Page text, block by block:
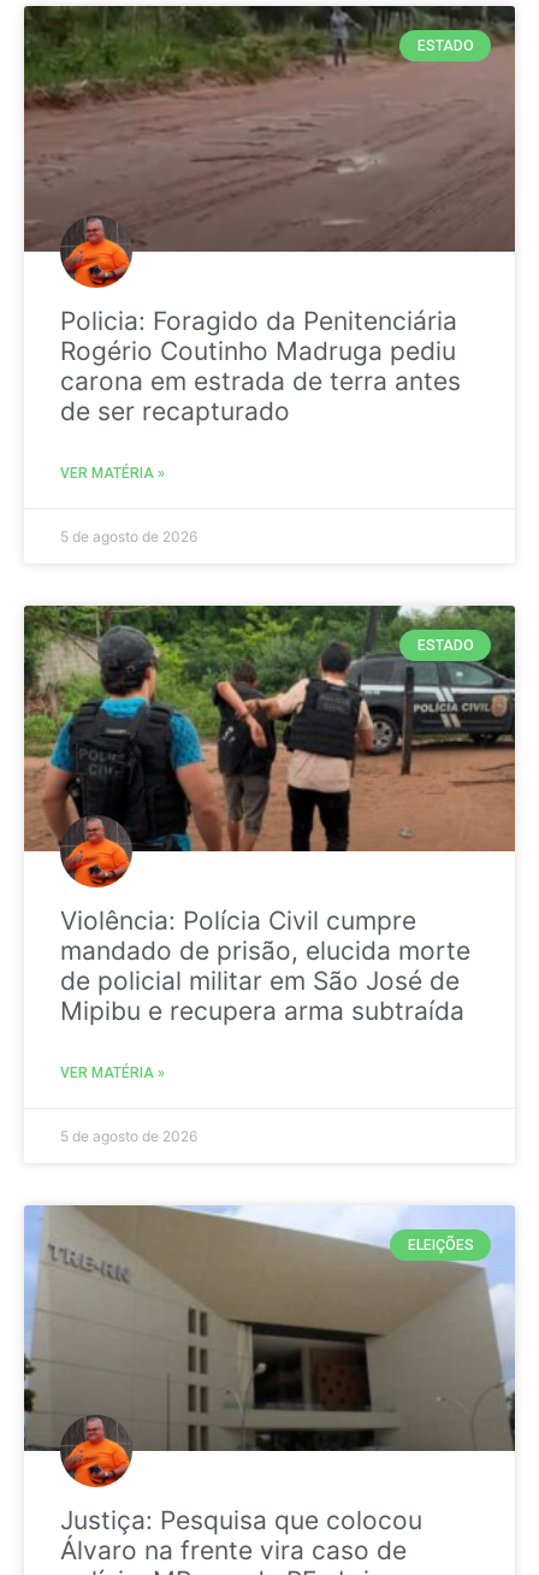
ESTADO
Policia: Foragido da Penitenciária
Rogério Coutinho Madruga pediu
carona em estrada de terra antes
de ser recapturado
VER MATÉRIA »
5 de agosto de 2026
ESTADO
Violência: Polícia Civil cumpre
mandado de prisão, elucida morte
de policial militar em São José de
Mipibu e recupera arma subtraída
VER MATÉRIA »
5 de agosto de 2026
ELEIÇÕES
Justiça: Pesquisa que colocou
Álvaro na frente vira caso de